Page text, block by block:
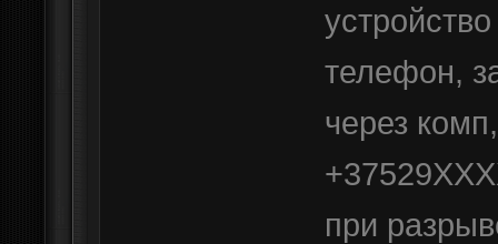
телефон,
через
при